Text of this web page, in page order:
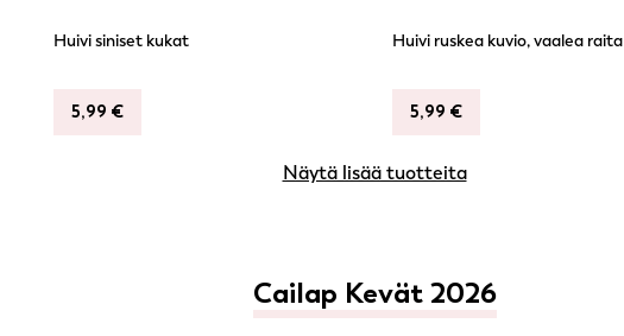
Huivi siniset kukat
5,99 €
Huivi ruskea kuvio, vaalea raita
5,99 €
Näytä lisää tuotteita
Cailap Kevät 2026